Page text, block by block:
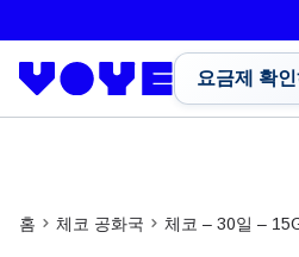
요금제 확인
홈 체코 공화국 체코 – 30일 –